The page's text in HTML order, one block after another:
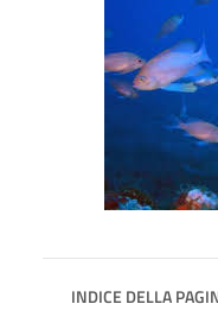
INDICE DELLA